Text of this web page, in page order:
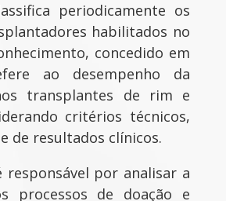
periodicamente os
habilitados no
concedido em
ao desempenho da
transplantes de rim e
critérios técnicos,
de resultados clínicos.
responsável por analisar a
processos de doação e